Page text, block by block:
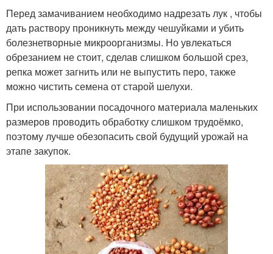
Перед замачиванием необходимо надрезать лук , чтобы
дать раствору проникнуть между чешуйками и убить
болезнетворные микроорганизмы. Но увлекаться
обрезанием не стоит, сделав слишком большой срез,
репка может загнить или не выпустить перо, также
можно чистить семена от старой шелухи.
При использовании посадочного материала маленьких
размеров проводить обработку слишком трудоёмко,
поэтому лучше обезопасить свой будущий урожай на
этапе закупок.